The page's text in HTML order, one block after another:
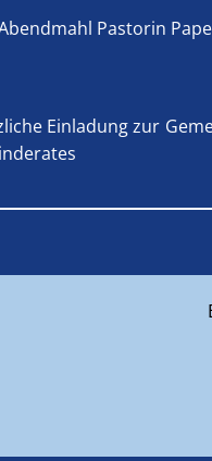
Pastorin Pape
Einladung zur